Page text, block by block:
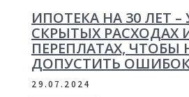
ИПОТЕКА НА 30 ЛЕТ
СКРЫТЫХ РАСХОДАХ
ПЕРЕПЛАТАХ, ЧТОБЫ
ДОПУСТИТЬ
29.07.2024